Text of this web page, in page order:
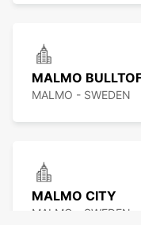
MALMO
MALMO - SWEDEN
MALMO CITY
MALMO - SWEDEN